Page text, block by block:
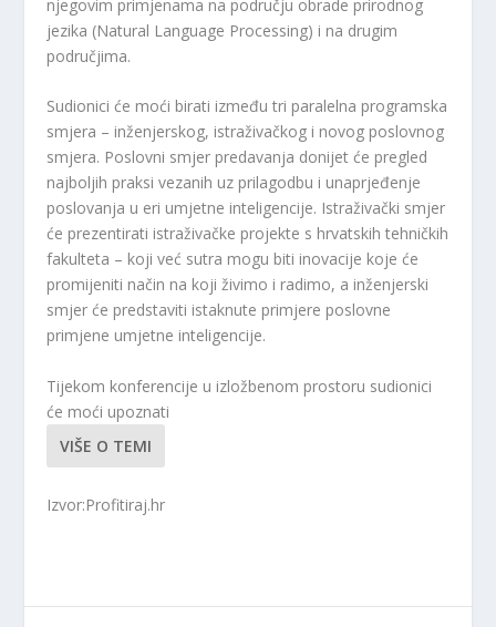
njegovim primjenama na području obrade prirodnog
jezika (Natural Language Processing) i na drugim
područjima.
Sudionici će moći birati između tri paralelna programska
smjera – inženjerskog, istraživačkog i novog poslovnog
smjera. Poslovni smjer predavanja donijet će pregled
najboljih praksi vezanih uz prilagodbu i unaprjeđenje
poslovanja u eri umjetne inteligencije. Istraživački smjer
će prezentirati istraživačke projekte s hrvatskih tehničkih
fakulteta – koji već sutra mogu biti inovacije koje će
promijeniti način na koji živimo i radimo, a inženjerski
smjer će predstaviti istaknute primjere poslovne
primjene umjetne inteligencije.
Tijekom konferencije u izložbenom prostoru sudionici
će moći upoznati
VIŠE O TEMI
Izvor:Profitiraj.hr